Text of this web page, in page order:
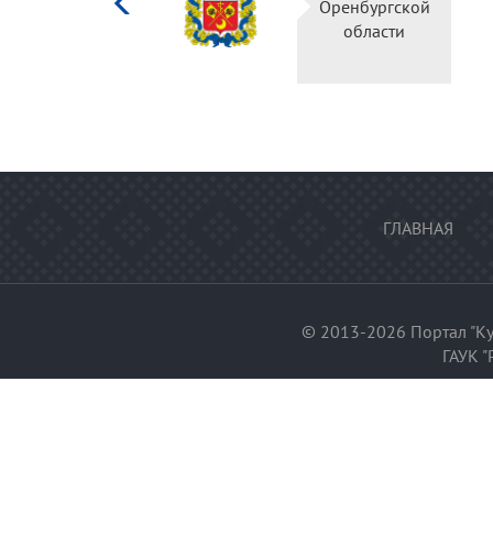
Оренбургской
области
ГЛАВНАЯ
© 2013-2026 Портал
ГАУК